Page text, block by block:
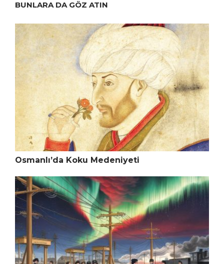
BUNLARA DA GÖZ ATIN
Osmanlı’da Koku Medeniyeti